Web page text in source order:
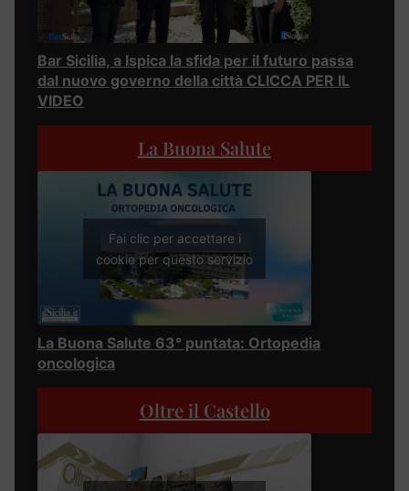
Bar Sicilia, a Ispica la sfida per il futuro passa
dal nuovo governo della città CLICCA PER IL
VIDEO
La Buona Salute
Fai clic per accettare i
cookie per questo servizio
La Buona Salute 63° puntata: Ortopedia
oncologica
Oltre il Castello